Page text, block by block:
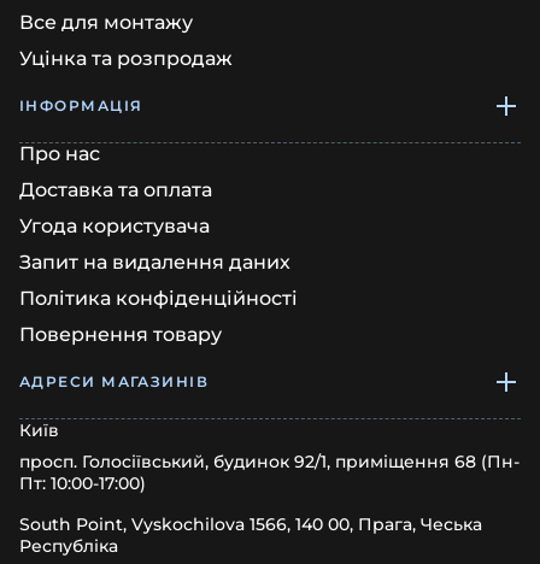
Все для монтажу
Уцінка та розпродаж
ІНФОРМАЦІЯ
Про нас
Доставка та оплата
Угода користувача
Запит на видалення даних
Політика конфіденційності
Повернення товару
АДРЕСИ МАГАЗИНІВ
Київ
просп. Голосіївський, будинок 92/1, приміщення 68 (Пн-
Пт: 10:00-17:00)
South Point, Vyskochilova 1566, 140 00, Прага, Чеська
Республіка